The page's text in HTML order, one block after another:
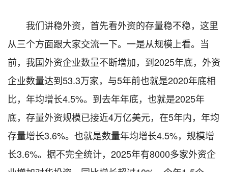
我们讲稳外资，首先看外资的存量稳不稳，这里
从三个方面跟大家交流一下。一是从规模上看。当
前，我国外资企业数量不断增加，到2025年底，外资
企业数量达到53.3万家，与5年前也就是2020年底相
比，年均增长4.5%。到去年年底，也就是2025年
底，存量外资规模已接近4万亿美元，在5年内，年均
存量增长3.6%。也就是数量年均增长4.5%，规模增
长3.6%。据不完全统计，2025年有8000多家外资企